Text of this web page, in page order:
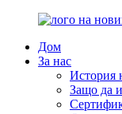
Дом
За нас
История
Защо да